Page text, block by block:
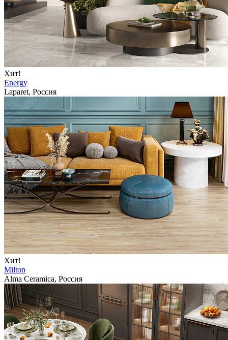
Хит!
Energy
Laparet, Россия
Хит!
Milton
Alma Ceramica, Россия